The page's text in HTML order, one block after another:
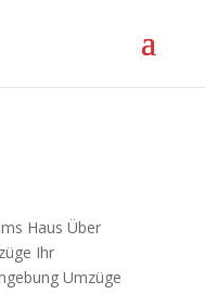
Haus Über
Ihr
Umzüge